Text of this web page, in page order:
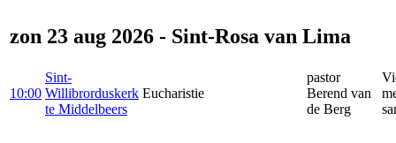
zon 23 aug 2026 - Sint-Rosa van Lima
10:00
Sint-
Willibrorduskerk
te Middelbeers
Eucharistie
pastor
Berend van
de Berg